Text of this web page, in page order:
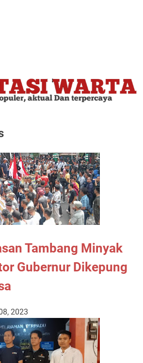
Tambang Minyak
Gubernur Dikepung
2023